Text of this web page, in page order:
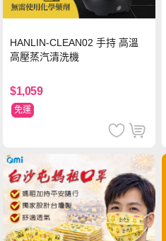
HANLIN-CLEAN02 手持 高溫
高壓蒸汽清洗機
$1,059
免運